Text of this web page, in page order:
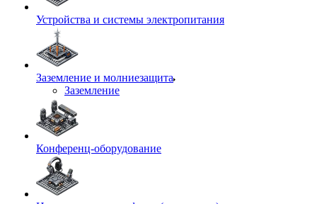
Устройства и системы электропитания
Заземление и молниезащита
Заземление
Конференц-оборудование